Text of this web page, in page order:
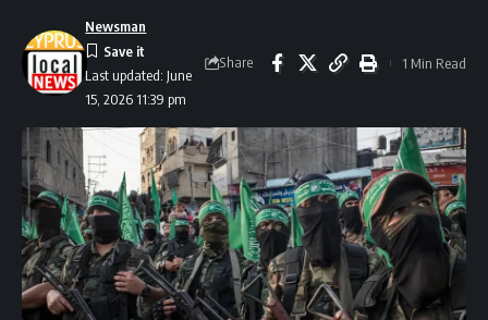
Last updated: June
15, 2026 11:39 pm
Newsman
Share 1 Min Read